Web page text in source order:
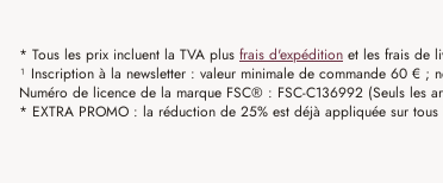
* Tous les prix incluent la TVA plus frais d'expédition et les frais de
¹ Inscription à la newsletter : valeur minimale de commande 60 € ;
Numéro de licence de la marque FSC® : FSC-C136992 (Seuls les
* EXTRA PROMO : la réduction de 25% est déjà appliquée sur